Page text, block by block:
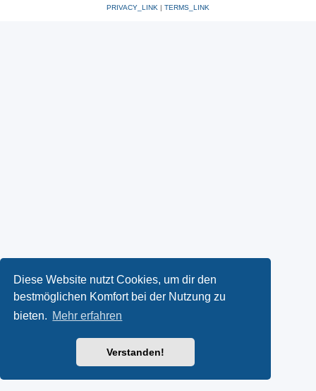
Diese Website nutzt Cookies, um dir den
bestmöglichen Komfort bei der Nutzung zu
bieten. Mehr erfahren
Verstanden!
PRIVACY_LINK | TERMS_LINK